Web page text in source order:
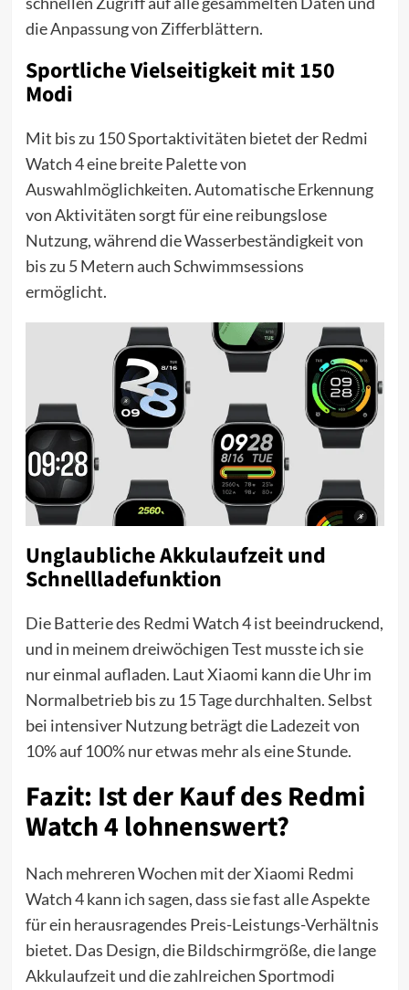
die Anpassung von Zifferblättern.
Sportliche Vielseitigkeit mit 150
Modi
Mit bis zu 150 Sportaktivitäten bietet der Redmi
Watch 4 eine breite Palette von
Auswahlmöglichkeiten. Automatische Erkennung
von Aktivitäten sorgt für eine reibungslose
Nutzung, während die Wasserbeständigkeit von
bis zu 5 Metern auch Schwimmsessions
ermöglicht.
Unglaubliche Akkulaufzeit und
Schnellladefunktion
Die Batterie des Redmi Watch 4 ist beeindruckend,
und in meinem dreiwöchigen Test musste ich sie
nur einmal aufladen. Laut Xiaomi kann die Uhr im
Normalbetrieb bis zu 15 Tage durchhalten. Selbst
bei intensiver Nutzung beträgt die Ladezeit von
10% auf 100% nur etwas mehr als eine Stunde.
Fazit: Ist der Kauf des Redmi
Watch 4 lohnenswert?
Nach mehreren Wochen mit der Xiaomi Redmi
Watch 4 kann ich sagen, dass sie fast alle Aspekte
für ein herausragendes Preis-Leistungs-Verhältnis
bietet. Das Design, die Bildschirmgröße, die lange
Akkulaufzeit und die zahlreichen Sportmodi